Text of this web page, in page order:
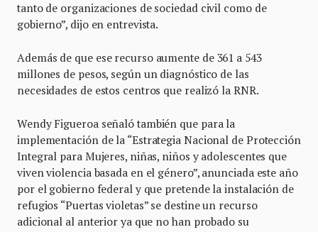
tanto de organizaciones de sociedad civil como de
gobierno”, dijo en entrevista.
Además de que ese recurso aumente de 361 a 543
millones de pesos, según un diagnóstico de las
necesidades de estos centros que realizó la RNR.
Wendy Figueroa señaló también que para la
implementación de la “Estrategia Nacional de Protección
Integral para Mujeres, niñas, niños y adolescentes que
viven violencia basada en el género”, anunciada este año
por el gobierno federal y que pretende la instalación de
refugios “Puertas violetas” se destine un recurso
adicional al anterior ya que no han probado su